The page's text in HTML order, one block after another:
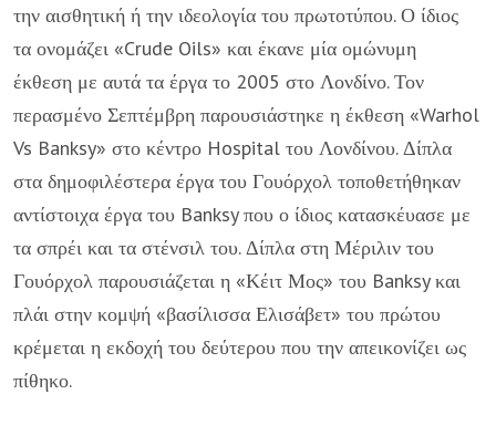
την αισθητική ή την ιδεολογία του πρωτοτύπου. Ο ίδιος
τα ονομάζει «Crude Oils» και έκανε μία ομώνυμη
έκθεση με αυτά τα έργα το 2005 στο Λονδίνο. Τον
περασμένο Σεπτέμβρη παρουσιάστηκε η έκθεση «Warhol
Vs Banksy» στο κέντρο Hospital του Λονδίνου. Δίπλα
στα δημοφιλέστερα έργα του Γουόρχολ τοποθετήθηκαν
αντίστοιχα έργα του Banksy που ο ίδιος κατασκέυασε με
τα σπρέι και τα στένσιλ του. Δίπλα στη Μέριλιν του
Γουόρχολ παρουσιάζεται η «Κέιτ Μος» του Banksy και
πλάι στην κομψή «βασίλισσα Ελισάβετ» του πρώτου
κρέμεται η εκδοχή του δεύτερου που την απεικονίζει ως
πίθηκο.